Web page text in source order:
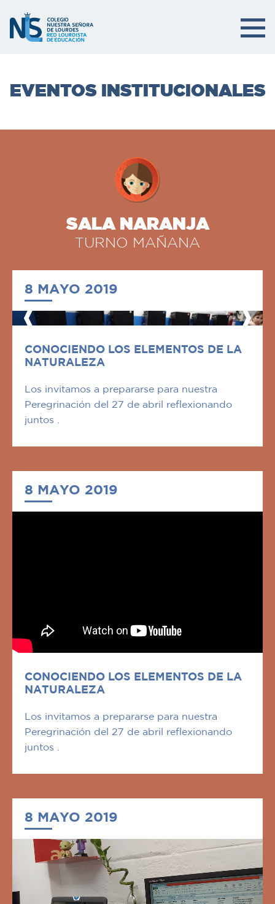
EVENTOS INSTITUCIONALES
SALA NARANJA
TURNO MAÑANA
8 MAYO 2019
CONOCIENDO LOS ELEMENTOS DE LA
NATURALEZA
Los invitamos a prepararse para nuestra
Peregrinación del 27 de abril reflexionando
juntos .
8 MAYO 2019
CONOCIENDO LOS ELEMENTOS DE LA
NATURALEZA
Los invitamos a prepararse para nuestra
Peregrinación del 27 de abril reflexionando
juntos .
8 MAYO 2019